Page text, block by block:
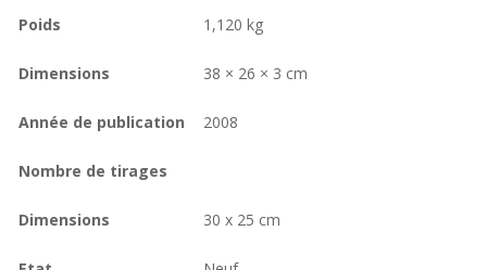
Poids 1,120 kg
Dimensions 38 × 26 × 3 cm
Année de publication 2008
Nombre de tirages
Dimensions 30 x 25 cm